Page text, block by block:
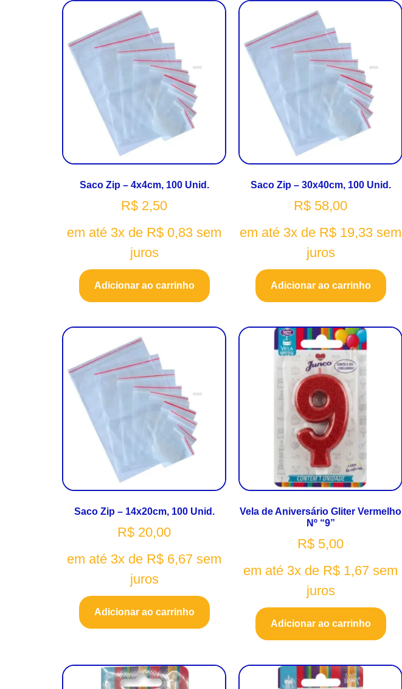
Saco Zip – 4x4cm, 100 Unid.
R$ 2,50
em até 3x de R$ 0,83 sem
juros
Adicionar ao carrinho
Saco Zip – 30x40cm, 100 Unid.
R$ 58,00
em até 3x de R$ 19,33 sem
juros
Adicionar ao carrinho
Saco Zip – 14x20cm, 100 Unid.
R$ 20,00
em até 3x de R$ 6,67 sem
juros
Adicionar ao carrinho
Vela de Aniversário Gliter Vermelho
Nº “9”
R$ 5,00
em até 3x de R$ 1,67 sem
juros
Adicionar ao carrinho